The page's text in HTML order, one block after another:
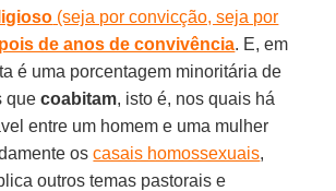
(seja por convicção, seja por
de anos de convivência. E, em
é uma porcentagem minoritária de
que coabitam, isto é, nos quais há
entre um homem e uma mulher
oscasais homossexuais,
outros temas pastorais e